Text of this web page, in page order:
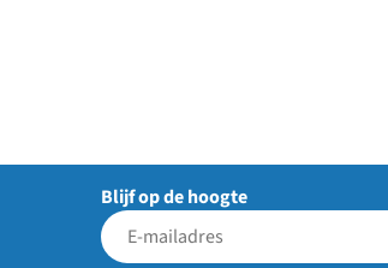
Blijf op de hoogte